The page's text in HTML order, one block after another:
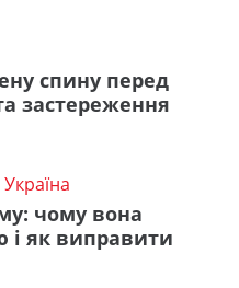
спину перед
застереження
Україна
чому вона
і як виправити